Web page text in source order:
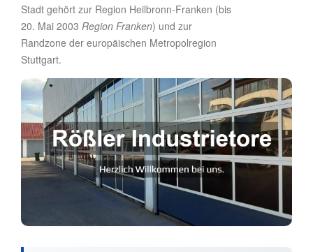
Stadt gehört zur Region Heilbronn-Franken (bis
20. Mai 2003 Region Franken) und zur
Randzone der europäischen Metropolregion
Stuttgart.